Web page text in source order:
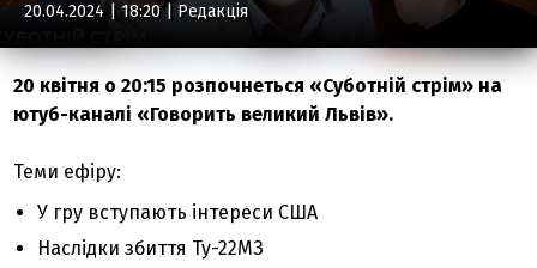
20.04.2024 | 18:20 | Редакція
20 квітня о 20:15 розпочнеться «Суботній стрім» на
ютуб-каналі «Говорить великий Львів».
Теми ефіру:
У гру вступають інтереси США
Наслідки збиття Ту-22МЗ